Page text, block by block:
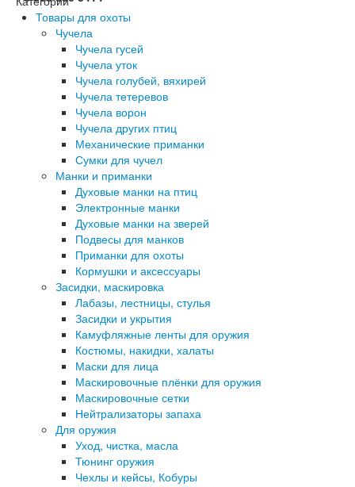
Товары для охоты
Чучела
Чучела гусей
Чучела уток
Чучела голубей, вяхирей
Чучела тетеревов
Чучела ворон
Чучела других птиц
Механические приманки
Сумки для чучел
Манки и приманки
Духовые манки на птиц
Электронные манки
Духовые манки на зверей
Подвесы для манков
Приманки для охоты
Кормушки и аксессуары
Засидки, маскировка
Лабазы, лестницы, стулья
Засидки и укрытия
Камуфляжные ленты для оружия
Костюмы, накидки, халаты
Маски для лица
Маскировочные плёнки для оружия
Маскировочные сетки
Нейтрализаторы запаха
Для оружия
Уход, чистка, масла
Тюнинг оружия
Чехлы и кейсы, Кобуры